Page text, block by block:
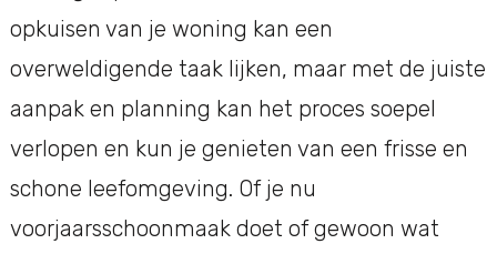
opkuisen van je woning kan een
overweldigende taak lijken, maar met de juiste
aanpak en planning kan het proces soepel
verlopen en kun je genieten van een frisse en
schone leefomgeving. Of je nu
voorjaarsschoonmaak doet of gewoon wat